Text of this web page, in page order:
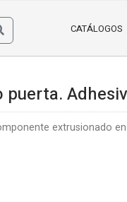
CATÁLOGOS
puerta.
extrusionado